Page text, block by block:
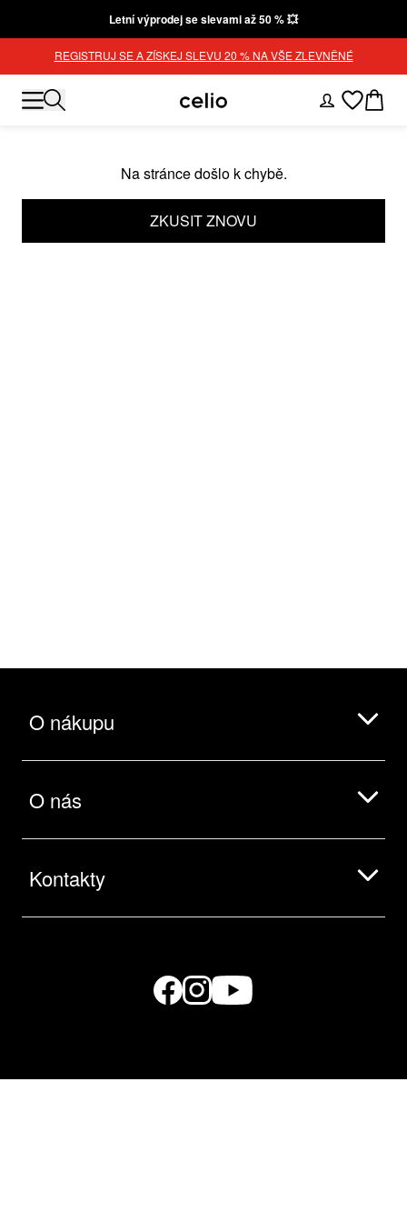
Letní výprodej se slevami až 50 % 💥
REGISTRUJ SE A ZÍSKEJ SLEVU 20 % NA VŠE ZLEVNĚNÉ
Na stránce došlo k chybě.
ZKUSIT ZNOVU
O nákupu
O nás
Kontakty